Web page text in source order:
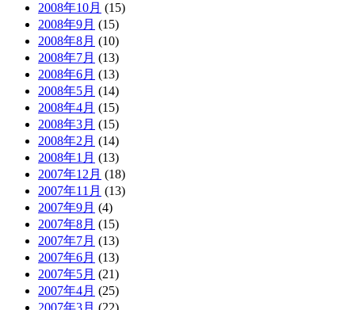
2008年10月 (15)
2008年9月 (15)
2008年8月 (10)
2008年7月 (13)
2008年6月 (13)
2008年5月 (14)
2008年4月 (15)
2008年3月 (15)
2008年2月 (14)
2008年1月 (13)
2007年12月 (18)
2007年11月 (13)
2007年9月 (4)
2007年8月 (15)
2007年7月 (13)
2007年6月 (13)
2007年5月 (21)
2007年4月 (25)